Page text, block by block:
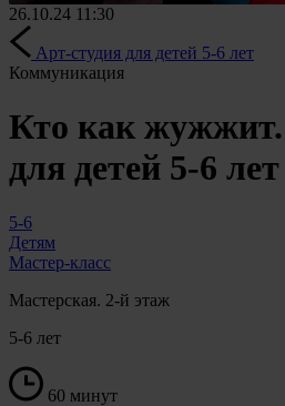
26.10.24 11:30
Арт-студия для детей 5-6 лет
Коммуникация
Кто как
для детей 5-6 лет
5-6
Детям
Мастер-класс
Мастерская. 2-й этаж
5-6 лет
60 минут